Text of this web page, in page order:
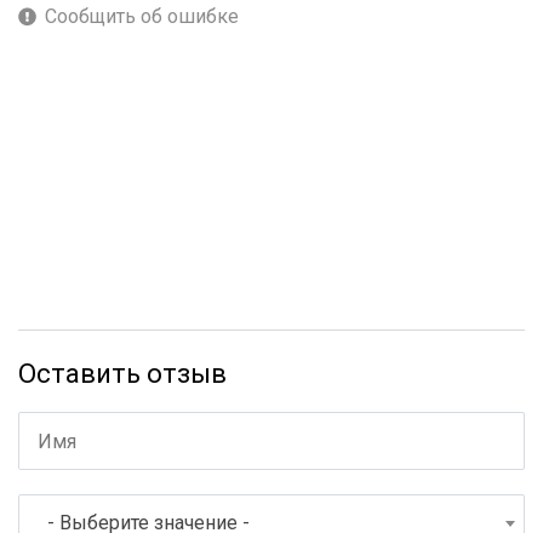
Сообщить об ошибке
Оставить отзыв
- Выберите значение -